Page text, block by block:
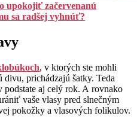
upokojiť začervenanú
sa radšej vyhnúť?
, v ktorých ste mohli
prichádzajú šatky. Teda
podstate aj celý rok. A rovnako
vaše vlasy pred slnečným
pokožky a vlasových folikulov.